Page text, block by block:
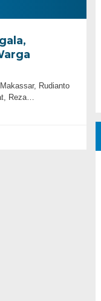
Rudianto
Reza…